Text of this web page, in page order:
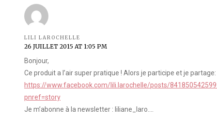
LILI LAROCHELLE
26 JUILLET 2015 AT 1:05 PM
Bonjour,
Ce produit a l’air super pratique ! Alors je participe et je partage:
https://www.facebook.com/lili.larochelle/posts/
pnref=story
Je m’abonne à la newsletter : liliane_laro….